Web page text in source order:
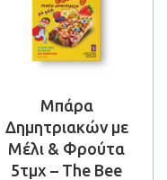
Μπάρα
Δημητριακών με
Μέλι & Φρούτα
5τμχ – The Bee